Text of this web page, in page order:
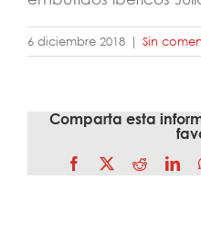
6 diciembre 2018 | Sin
Comparta esta
Facebook
X Reddit